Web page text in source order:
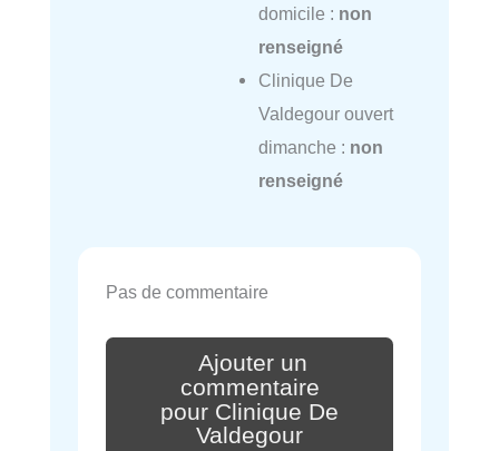
domicile : non
renseigné
Clinique De
Valdegour ouvert
dimanche : non
renseigné
Pas de commentaire
Ajouter un
commentaire
pour Clinique De
Valdegour